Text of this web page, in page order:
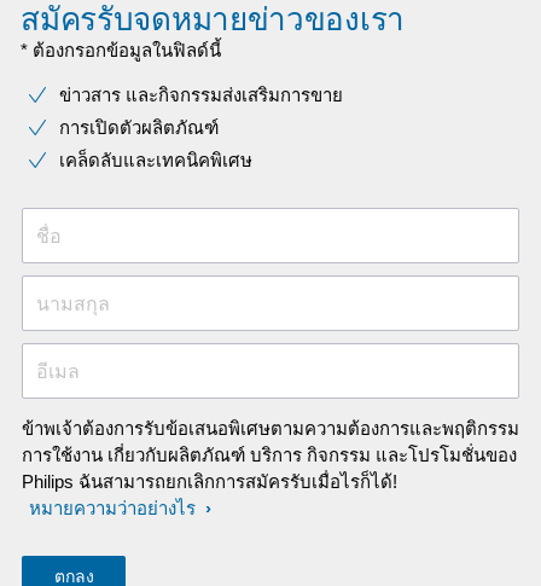
สมัครรับจดหมายข่าวของเรา
* ต้องกรอกข้อมูลในฟิลด์นี้
ข่าวสาร และกิจกรรมส่งเสริมการขาย
การเปิดตัวผลิตภัณฑ์
เคล็ดลับและเทคนิคพิเศษ
ชื่อ
นามสกุล
อีเมล
ข้าพเจ้าต้องการรับข้อเสนอพิเศษตามความต้องการและพฤติกรรม
การใช้งาน เกี่ยวกับผลิตภัณฑ์ บริการ กิจกรรม และโปรโมชั่นของ
Philips ฉันสามารถยกเลิกการสมัครรับเมื่อไรก็ได้!
หมายความว่าอย่างไร